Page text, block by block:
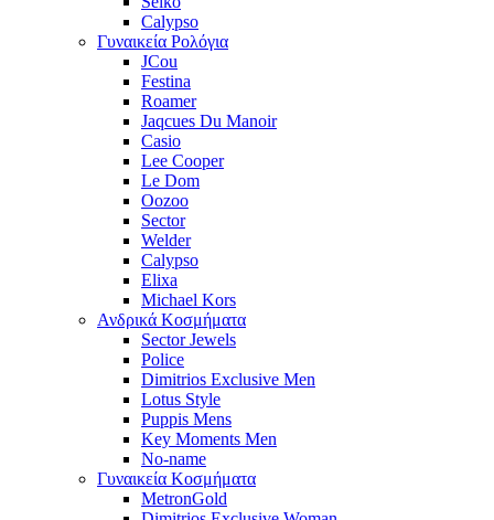
Calypso
Γυναικεία Ρολόγια
JCou
Festina
Roamer
Jaqcues Du Manoir
Casio
Lee Cooper
Le Dom
Oozoo
Sector
Welder
Calypso
Elixa
Michael Kors
Ανδρικά Κοσμήματα
Sector Jewels
Police
Dimitrios Exclusive Men
Lotus Style
Puppis Mens
Key Moments Men
No-name
Γυναικεία Κοσμήματα
MetronGold